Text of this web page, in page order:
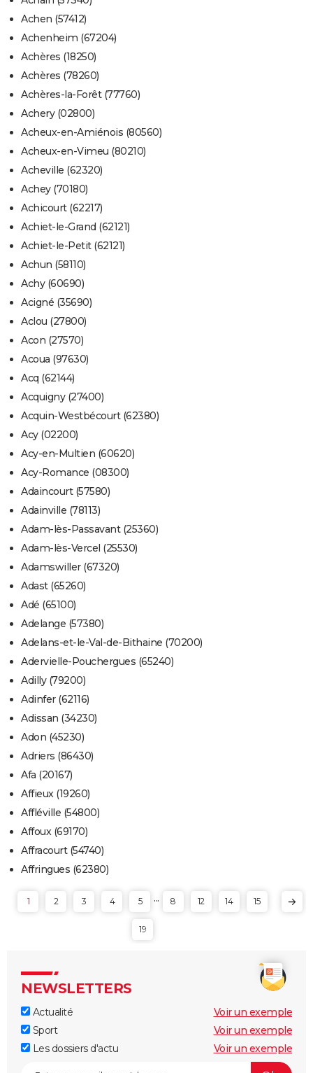
Achen (57412)
Achenheim (67204)
Achères (18250)
Achères (78260)
Achères-la-Forêt (77760)
Achery (02800)
Acheux-en-Amiénois (80560)
Acheux-en-Vimeu (80210)
Acheville (62320)
Achey (70180)
Achicourt (62217)
Achiet-le-Grand (62121)
Achiet-le-Petit (62121)
Achun (58110)
Achy (60690)
Acigné (35690)
Aclou (27800)
Acon (27570)
Acoua (97630)
Acq (62144)
Acquigny (27400)
Acquin-Westbécourt (62380)
Acy (02200)
Acy-en-Multien (60620)
Acy-Romance (08300)
Adaincourt (57580)
Adainville (78113)
Adam-lès-Passavant (25360)
Adam-lès-Vercel (25530)
Adamswiller (67320)
Adast (65260)
Adé (65100)
Adelange (57380)
Adelans-et-le-Val-de-Bithaine (70200)
Adervielle-Pouchergues (65240)
Adilly (79200)
Adinfer (62116)
Adissan (34230)
Adon (45230)
Adriers (86430)
Afa (20167)
Affieux (19260)
Affléville (54800)
Affoux (69170)
Affracourt (54740)
Affringues (62380)
1 2 3 4 5 ... 8 12 14 15
19
NEWSLETTERS
Actualité
Voir un exemple
Sport
Voir un exemple
Les dossiers d'actu
Voir un exemple